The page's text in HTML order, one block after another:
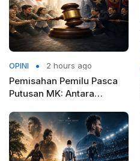
OPINI 2 hours ago
Pemisahan Pemilu Pasca
Putusan MK: Antara
dan Kepentingan Elit Partai